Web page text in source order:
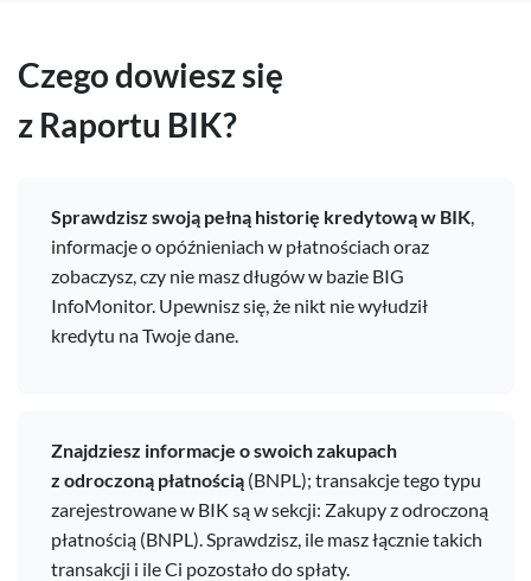
Czego dowiesz się
z Raportu BIK?
Sprawdzisz swoją pełną historię kredytową w BIK,
informacje o opóźnieniach w płatnościach oraz
zobaczysz, czy nie masz długów w bazie BIG
InfoMonitor. Upewnisz się, że nikt nie wyłudził
kredytu na Twoje dane.
Znajdziesz informacje o swoich zakupach
z odroczoną płatnością (BNPL); transakcje tego typu
zarejestrowane w BIK są w sekcji: Zakupy z odroczoną
płatnością (BNPL). Sprawdzisz, ile masz łącznie takich
transakcji i ile Ci pozostało do spłaty.